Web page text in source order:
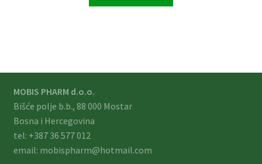
MOBIS PHARM d.o.o.
Bišće polje b.b., 88 000 Mostar
Bosna i Hercegovina
tel: +387 36 577 012
email: mobispharm@hotmail.com